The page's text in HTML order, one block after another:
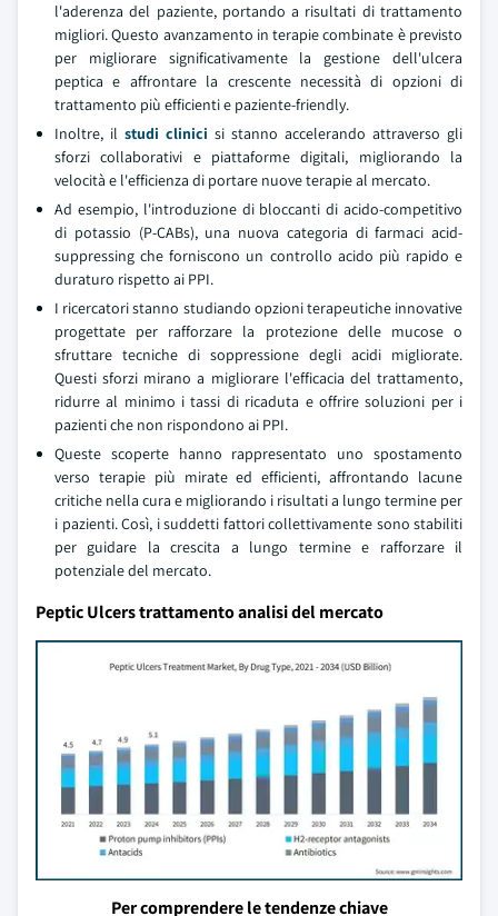
l'aderenza del paziente, portando a risultati di trattamento
migliori. Questo avanzamento in terapie combinate è previsto
per migliorare significativamente la gestione dell'ulcera
peptica e affrontare la crescente necessità di opzioni di
trattamento più efficienti e paziente-friendly.
Inoltre, il studi clinici si stanno accelerando attraverso gli
sforzi collaborativi e piattaforme digitali, migliorando la
velocità e l'efficienza di portare nuove terapie al mercato.
Ad esempio, l'introduzione di bloccanti di acido-competitivo
di potassio (P-CABs), una nuova categoria di farmaci acid-
suppressing che forniscono un controllo acido più rapido e
duraturo rispetto ai PPI.
I ricercatori stanno studiando opzioni terapeutiche innovative
progettate per rafforzare la protezione delle mucose o
sfruttare tecniche di soppressione degli acidi migliorate.
Questi sforzi mirano a migliorare l'efficacia del trattamento,
ridurre al minimo i tassi di ricaduta e offrire soluzioni per i
pazienti che non rispondono ai PPI.
Queste scoperte hanno rappresentato uno spostamento
verso terapie più mirate ed efficienti, affrontando lacune
critiche nella cura e migliorando i risultati a lungo termine per
i pazienti. Così, i suddetti fattori collettivamente sono stabiliti
per guidare la crescita a lungo termine e rafforzare il
potenziale del mercato.
Peptic Ulcers trattamento analisi del mercato
Per comprendere le tendenze chiave